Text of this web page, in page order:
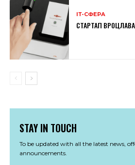
ІТ-СФЕРА
СТАРТАП ВРОЦЛАВА:
STAY IN TOUCH
To be updated with all the latest news,
announcements.